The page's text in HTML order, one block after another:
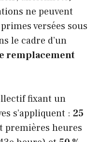
ne peuvent
versées sous
le cadre d’un
remplacement
fixant un
s’appliquent : 25
premières heures